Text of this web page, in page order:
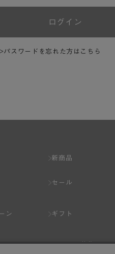
ログイン
パスワードを忘れた方はこちら
ン
新商品
セール
ギフト
スタッフ募集